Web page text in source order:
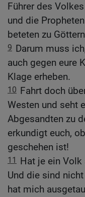
Führer des
und die
beteten zu
9 Darum muss
auch gegen eure
Klage erheben.
10 Fahrt doch
Westen und seht
Abgesandten zu
erkundigt euch,
geschehen ist!
11
Hat je ein Volk
Und die sind
hat mich